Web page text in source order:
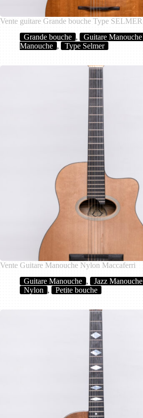
Vente guitare Grande bouche Type SELMER
Grande bouche , Guitare Manouche
Manouche , Type Selmer
Vente Guitare Manouche Nylon Maccaferri
Guitare Manouche , Jazz Manouche
Nylon , Petite bouche